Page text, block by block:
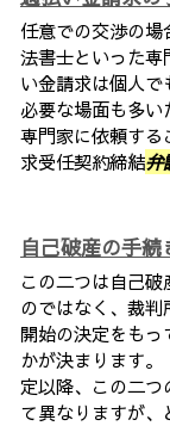
任意での交渉の場
法書士といった専
い金請求は個人
必要な場面も多
専門家に依頼す
求受任契約締結弁
自己破産の手続
この二つは自己破
のではなく、裁
開始の決定をも
かが決まります
定以降、この二
て異なりますが